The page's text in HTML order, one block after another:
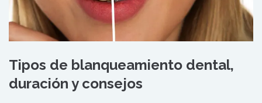
Tipos de blanqueamiento dental,
duración y consejos